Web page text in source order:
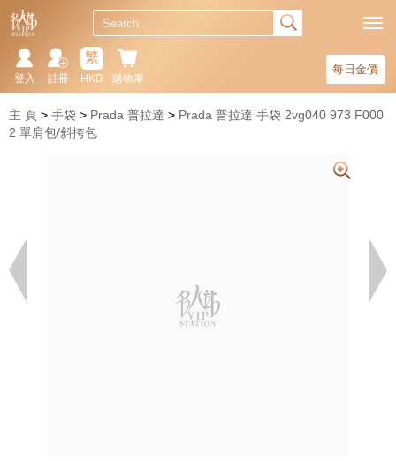
每日金價
購物車
繁
HKD
註冊
登入
主 頁 手袋 Prada 普拉達
Prada 普拉達 手袋 2vg040 973 F000
2 單肩包/斜挎包